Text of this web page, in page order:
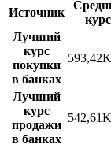
Источник
курс
Лучший
курс
покупки
в банках
593,42
Лучший
курс
продажи
в банках
542,61